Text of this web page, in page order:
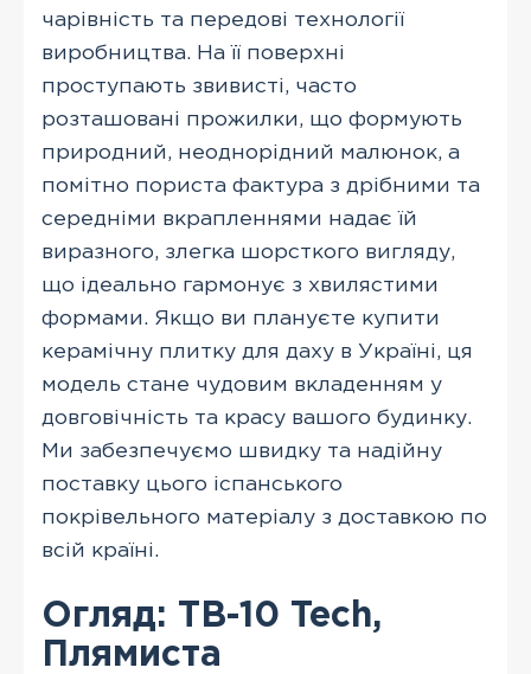
чарівність та передові технології
виробництва. На її поверхні
проступають звивисті, часто
розташовані прожилки, що формують
природний, неоднорідний малюнок, а
помітно пориста фактура з дрібними та
середніми вкрапленнями надає їй
виразного, злегка шорсткого вигляду,
що ідеально гармонує з хвилястими
формами. Якщо ви плануєте купити
керамічну плитку для даху в Україні, ця
модель стане чудовим вкладенням у
довговічність та красу вашого будинку.
Ми забезпечуємо швидку та надійну
поставку цього іспанського
покрівельного матеріалу з доставкою по
всій країні.
Огляд: TB-10 Tech,
Плямиста